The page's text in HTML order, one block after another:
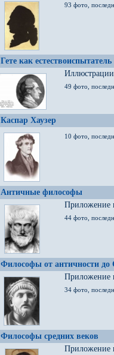
93 фото,
Гете как естествоиспытатель
49 фото,
Каспар Хаузер
10 фото,
Античные философы
Приложение
44 фото,
Философы от античности до
Приложение
34 фото,
Философы средних веков
Приложение